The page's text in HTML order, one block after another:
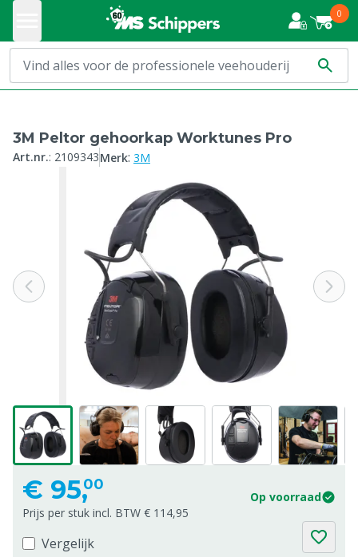
0
3M Peltor gehoorkap Worktunes Pro
Art.nr.: 2109343Merk: 3M
€ 95,00
Op voorraad
Prijs per stuk incl. BTW € 114,95
Vergelijk